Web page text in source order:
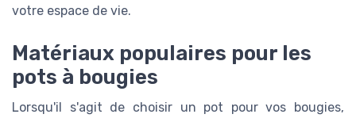
votre espace de vie.
Matériaux populaires pour les
pots à bougies
Lorsqu'il s'agit de choisir un pot pour vos bougies,